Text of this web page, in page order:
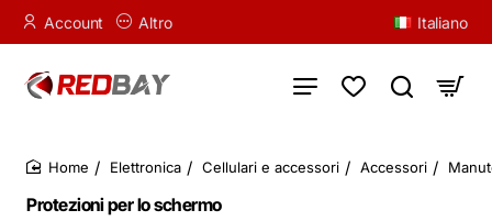
Account Altro Italiano
Protezioni per lo schermo
Elettronica Cellulari e accessori Accessori